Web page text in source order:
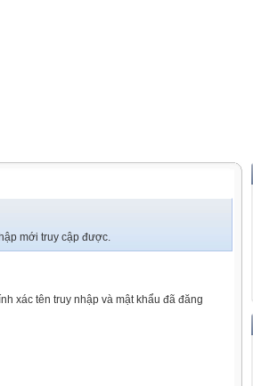
mới truy cập được.
xác tên truy nhập và mật khẩu đã đăng